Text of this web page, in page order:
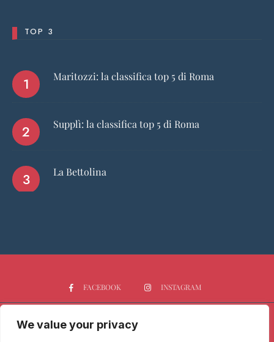
We value your privacy
TOP 3
Maritozzi: la classifica top 5 di Roma
Supplì: la classifica top 5 di Roma
La Bettolina
FACEBOOK INSTAGRAM
HOME CHI SIAMO